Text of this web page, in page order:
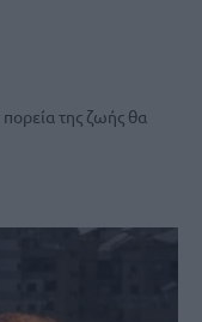
πορεία της ζωής θα